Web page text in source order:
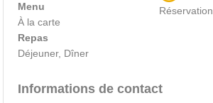
Menu
À la carte
Repas
Déjeuner, Dîner
Informations de contact